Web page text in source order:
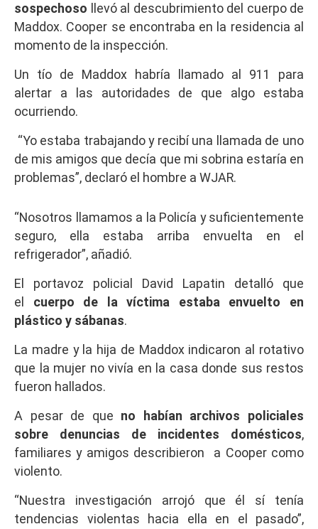
sospechoso llevó al descubrimiento del cuerpo de
Maddox. Cooper se encontraba en la residencia al
momento de la inspección.
Un tío de Maddox habría llamado al 911 para
alertar a las autoridades de que algo estaba
ocurriendo.
“Yo estaba trabajando y recibí una llamada de uno
de mis amigos que decía que mi sobrina estaría en
problemas”, declaró el hombre a WJAR.
“Nosotros llamamos a la Policía y suficientemente
seguro, ella estaba arriba envuelta en el
refrigerador”, añadió.
El portavoz policial David Lapatin detalló que
el cuerpo de la víctima estaba envuelto en
plástico y sábanas.
La madre y la hija de Maddox indicaron al rotativo
que la mujer no vivía en la casa donde sus restos
fueron hallados.
A pesar de que no habían archivos policiales
sobre denuncias de incidentes domésticos,
familiares y amigos describieron a Cooper como
violento.
“Nuestra investigación arrojó que él sí tenía
tendencias violentas hacia ella en el pasado”,